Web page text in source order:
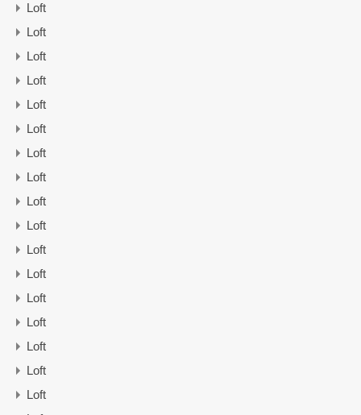
Loft
Loft
Loft
Loft
Loft
Loft
Loft
Loft
Loft
Loft
Loft
Loft
Loft
Loft
Loft
Loft
Loft